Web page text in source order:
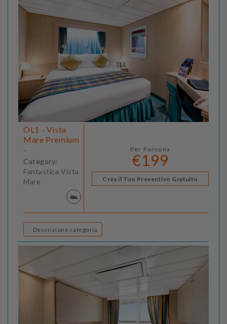
OL1 - Vista
Mare Premium
-
Category:
Fantastica Vista
Mare
Per Persona
€199
Crea il Tuo Preventivo Gratuito
Descrizione categoria